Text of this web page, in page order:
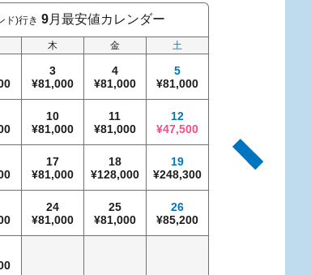
ド)行き 9月最安値カレンダー
木 金 土
3
81,000
4
81,000
5
81,000
10
81,000
11
81,000
12
47,500
17
81,000
18
128,000
19
248,300
24
81,000
25
81,000
26
85,200
11
81,000